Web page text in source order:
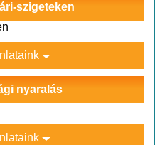
szigeteken
nyaralás